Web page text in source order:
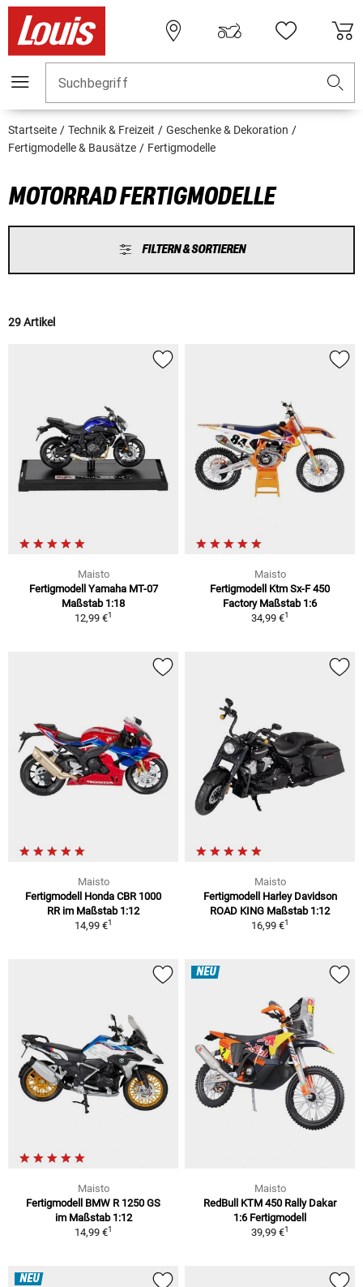
Suchbegriff
Startseite Technik & Freizeit
Geschenke & Dekoration
Fertigmodelle & Bausätze
Fertigmodelle
MOTORRAD FERTIGMODELLE
FILTERN & SORTIEREN
29 Artikel
Maisto
Fertigmodell Yamaha MT-07
Maßstab 1:18
12,99 €1
Maisto
Fertigmodell Ktm Sx-F 450
Factory Maßstab 1:6
34,99 €1
Maisto
Fertigmodell Honda CBR 1000
RR im Maßstab 1:12
14,99 €1
Maisto
Fertigmodell Harley Davidson
ROAD KING Maßstab 1:12
16,99 €1
Maisto
Fertigmodell BMW R 1250 GS
im Maßstab 1:12
14,99 €1
NEU
Maisto
RedBull KTM 450 Rally Dakar
1:6 Fertigmodell
39,99 €1
NEU